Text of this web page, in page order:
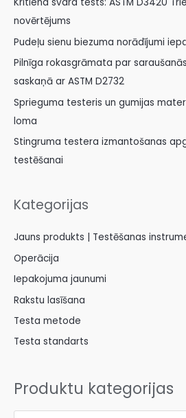
Kritiena svara tests: ASTM D3420
novērtējums
Pudeļu sienu biezuma norādījumi
Pilnīga rokasgrāmata par
saskaņā ar ASTM D2732
Sprieguma testeris un gumijas
loma
Stingruma testera izmantošanas
testēšanai
Kategorijas
Jauns produkts | Testēšanas
Operācija
Iepakojuma jaunumi
Rakstu lasīšana
Testa metode
Testa standarts
Produktu kategorijas